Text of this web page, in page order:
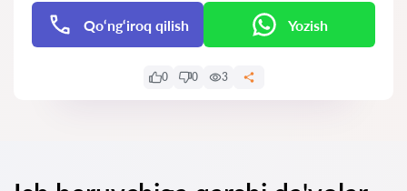
Qo‘ng‘iroq qilish Yozish
0 0 3